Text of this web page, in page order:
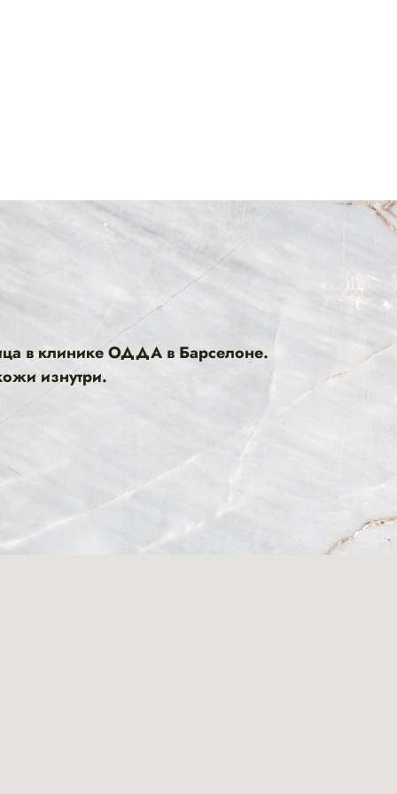
в клиникеОДДАв Барселоне.
изнутри.